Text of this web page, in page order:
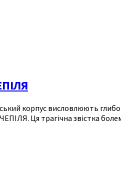
корпус висловлюють
Ця трагічна звістка болем